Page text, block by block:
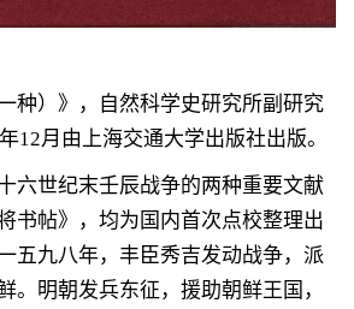
）》，自然科学史研究所副研究
年12月由上海交通大学出版社出版。
世纪末壬辰战争的两种重要文献
书帖》，均为国内首次点校整理出
五九八年，丰臣秀吉发动战争，派
。明朝发兵东征，援助朝鲜王国，